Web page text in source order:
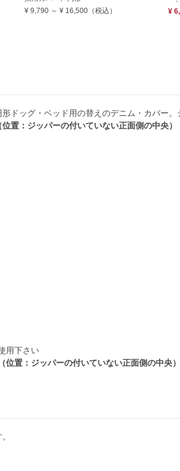
¥ 9,790～ ¥ 16,500（税込）
¥
ドッグ・ベッド用の替えのデニム・カバー
置：ジッパーの付いていない正面側の中央）
用下さい
置：ジッパーの付いていない正面側の中央）